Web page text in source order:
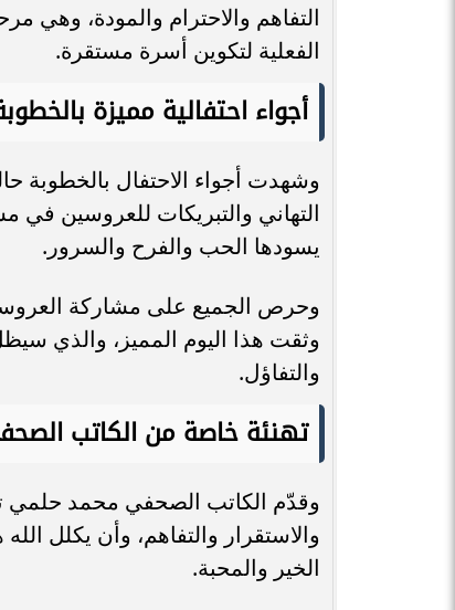
التفاهم والاحترام والمودة، وهي
الفعلية لتكوين أسرة مستقرة.
أجواء احتفالية مميزة
وشهدت أجواء الاحتفال بالخطوبة
التهاني والتبريكات للعروسين
يسودها الحب والفرح والسرور.
وحرص الجميع على مشاركة
وثقت هذا اليوم المميز، والذي
والتفاؤل.
تهنئة خاصة من الكاتب
وقدّم الكاتب الصحفي محمد حلمي
والاستقرار والتفاهم، وأن يكلل
الخير والمحبة.